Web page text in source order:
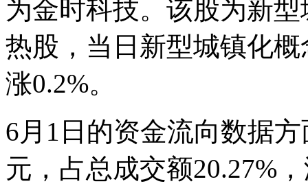
为金时科技。该股为新
热股，当日新型城镇化
涨0.2%。
6月1日的资金流向数据
元，占总成交额20.27%